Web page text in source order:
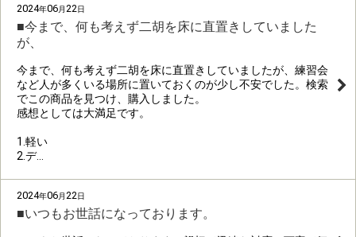
2024年06月22日
■今まで、何も考えず二胡を床に直置きしていました
が、
今まで、何も考えず二胡を床に直置きしていましたが、練習会
など人が多くいる場所に置いておくのが少し不安でした。検索
でこの商品を見つけ、購入しました。
感想としては大満足です。
1.軽い
2.デ…
2024年06月22日
■いつもお世話になっております。